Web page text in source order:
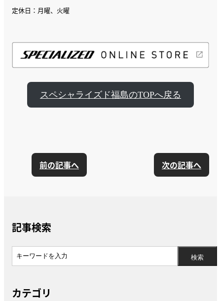
定休日：月曜、火曜
スペシャライズド福島のTOPへ戻る
前の記事へ 次の記事へ
記事検索
カテゴリ